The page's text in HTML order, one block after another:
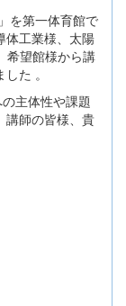
を第一体育館で
体工業様、太陽
希望館様から講
た 。
主体性や課題
講師の皆様、貴